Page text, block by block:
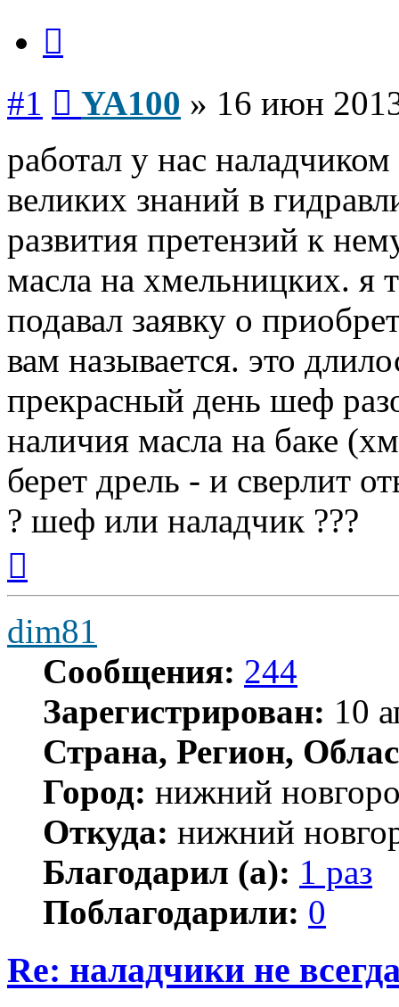
#1 YA100 » 16 июн
работал у нас
великих знаний в
развития претензий к
масла на хмельницких. я
подавал заявку о
вам называется. это
прекрасный день шеф
наличия масла на баке
берет дрель - и сверлит
? шеф или наладчик ???
началу
dim81
Сообщения: 244
Зарегистрирован: 10
Страна, Регион,
Город: нижний
Откуда: нижний
Благодарил (а): 1 раз
Поблагодарили: 0
Re: наладчики не